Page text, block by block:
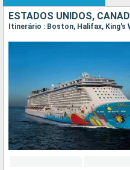
ESTADOS UNIDOS,
Itinerário : Boston, Halifax, King's